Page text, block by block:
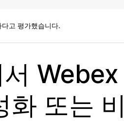
고 평가했습니다.
Webex
화 또는